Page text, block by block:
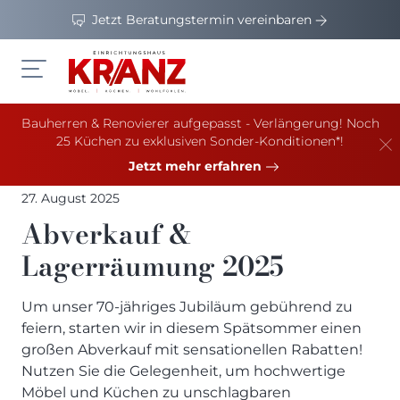
Jetzt Beratungstermin vereinbaren
Möbel
WOHNZIMMER
Folie & Lack
Furniert
Teilmassiv
Massiv
ALLES ANZEIGEN
ESSZIMMER
KÜCHEN
Hightech-Küchen
Design-Küchen
Familien-Küchen
Best-Ager-Küchen
Jetzt Traumküche planen
Kücheninseln mit Sitzgelegenheit
Werbung
MÖBEL PROSPEKTE
Wohnbuch: Mein neues Zuhause
Henders & Hazel Katalog
XOOON Lookbook
XOOON Prospekt
News & Trends
Sale
WOHNZIMMER
ALLES ANZEIGEN
Service
ÜBER UNS
Unser Team
Interior Design
Bauherren & Renovierer aufgepasst - Verlängerung! Noch
25 Küchen zu exklusiven Sonder-Konditionen*!
Jetzt mehr erfahren
27. August 2025
Abverkauf &
Lagerräumung 2025
Um unser 70-jähriges Jubiläum gebührend zu
feiern, starten wir in diesem Spätsommer einen
großen Abverkauf mit sensationellen Rabatten!
Nutzen Sie die Gelegenheit, um hochwertige
Möbel und Küchen zu unschlagbaren